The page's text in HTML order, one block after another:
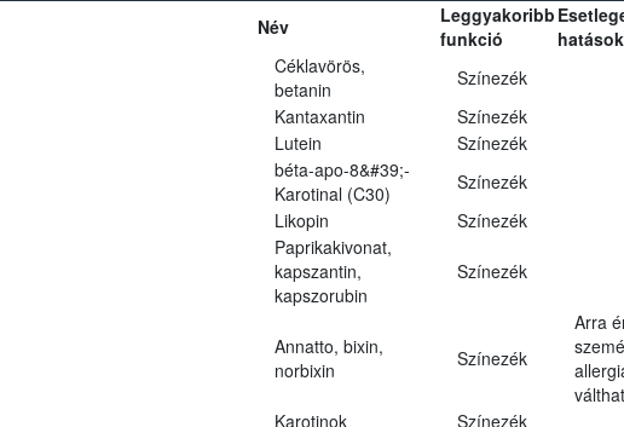
Név
Leggyakoribb
funkció
hatások
Céklavörös,
betanin
Színezék
Kantaxantin
Színezék
Lutein
Színezék
béta-apo-8&#39;-
Karotinal (C30)
Színezék
Likopin Színezék
Paprikakivonat,
kapszantin,
kapszorubin
Színezék
Annatto, bixin,
norbixin
Színezék
Arra
Karotinok
Színezék